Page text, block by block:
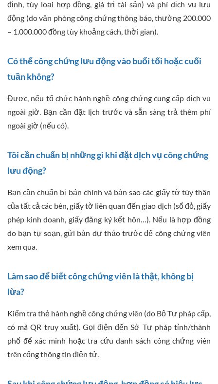
định, tùy loại hợp đồng, giá trị tài sản) và phí dịch vụ lưu
động (do văn phòng công chứng thông báo, thường 200.000
– 1.000.000 đồng tùy khoảng cách, thời gian).
Có thể công chứng lưu động vào buổi tối hoặc cuối
tuần không?
Được, nếu tổ chức hành nghề công chứng cung cấp dịch vụ
ngoài giờ. Bạn cần đặt lịch trước và sẵn sàng trả thêm phí
ngoài giờ (nếu có).
Tôi cần chuẩn bị những gì khi đặt dịch vụ công chứng
lưu động?
Bạn cần chuẩn bị bản chính và bản sao các giấy tờ tùy thân
của tất cả các bên, giấy tờ liên quan đến giao dịch (sổ đỏ, giấy
phép kinh doanh, giấy đăng ký kết hôn…). Nếu là hợp đồng
do bạn tự soạn, gửi bản dự thảo trước để công chứng viên
xem qua.
Làm sao để biết công chứng viên là thật, không bị
lừa?
Kiểm tra thẻ hành nghề công chứng viên (do Bộ Tư pháp cấp,
có mã QR truy xuất). Gọi điện đến Sở Tư pháp tỉnh/thành
phố để xác minh hoặc tra cứu danh sách công chứng viên
trên cổng thông tin điện tử.